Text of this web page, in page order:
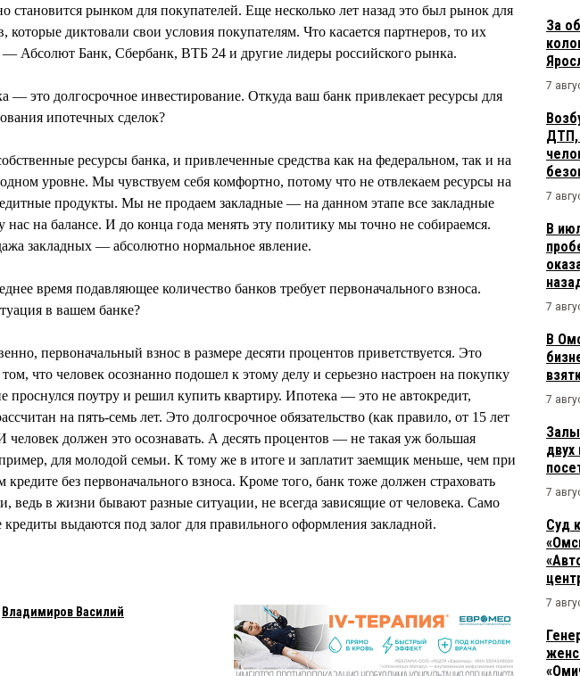
становится рынком для покупателей. Еще несколько лет назад это был рынок для
которые диктовали свои условия покупателям. Что касается партнеров, то их
— Абсолют Банк, Сбербанк, ВТБ 24 и другие лидеры российского рынка.
— это долгосрочное инвестирование. Откуда ваш банк привлекает ресурсы для
ипотечных сделок?
ресурсы банка, и привлеченные средства как на федеральном, так и на
уровне. Мы чувствуем себя комфортно, потому что не отвлекаем ресурсы на
продукты. Мы не продаем закладные — на данном этапе все закладные
нас на балансе. И до конца года менять эту политику мы точно не собираемся.
закладных — абсолютно нормальное явление.
время подавляющее количество банков требует первоначального взноса.
в вашем банке?
первоначальный взнос в размере десяти процентов приветствуется. Это
что человек осознанно подошел к этому делу и серьезно настроен на покупку
проснулся поутру и решил купить квартиру. Ипотека — это не автокредит,
на пять-семь лет. Это долгосрочное обязательство (как правило, от 15 лет
должен это осознавать. А десять процентов — не такая уж большая
для молодой семьи. К тому же в итоге и заплатит заемщик меньше, чем при
кредите без первоначального взноса. Кроме того, банк тоже должен страховать
ведь в жизни бывают разные ситуации, не всегда зависящие от человека. Само
кредиты выдаются под залог для правильного оформления закладной.
Владимиров Василий
За
7
ДТП,
7
В
7
В
7
7
Суд
7